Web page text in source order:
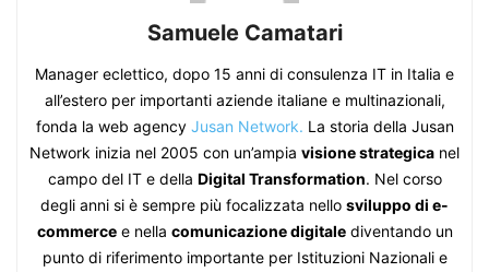
Samuele Camatari
Manager eclettico, dopo 15 anni di consulenza IT in Italia e
all’estero per importanti aziende italiane e multinazionali,
fonda la web agency Jusan Network. La storia della Jusan
Network inizia nel 2005 con un’ampia visione strategica nel
campo del IT e della Digital Transformation. Nel corso
degli anni si è sempre più focalizzata nello sviluppo di e-
commercee nella comunicazione digitalediventando un
punto di riferimento importante per Istituzioni Nazionali e